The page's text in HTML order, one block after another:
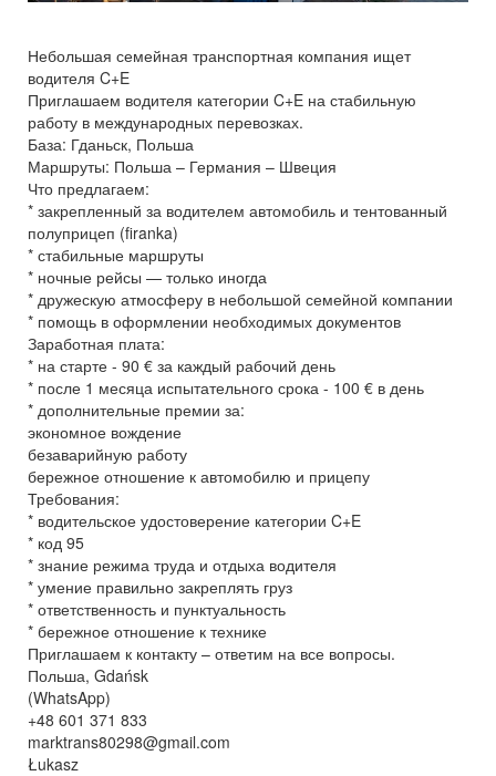
Небольшая семейная транспортная компания ищет
водителя C+E
Приглашаем водителя категории C+E на стабильную
работу в международных перевозках.
База: Гданьск, Польша
Маршруты: Польша – Германия – Швеция
Что предлагаем:
* закрепленный за водителем автомобиль и тентованный
полуприцеп (firanka)
* стабильные маршруты
* ночные рейсы — только иногда
* дружескую атмосферу в небольшой семейной компании
* помощь в оформлении необходимых документов
Заработная плата:
* на старте - 90 € за каждый рабочий день
* после 1 месяца испытательного срока - 100 € в день
* дополнительные премии за:
экономное вождение
безаварийную работу
бережное отношение к автомобилю и прицепу
Требования:
* водительское удостоверение категории C+E
* код 95
* знание режима труда и отдыха водителя
* умение правильно закреплять груз
* ответственность и пунктуальность
* бережное отношение к технике
Приглашаем к контакту – ответим на все вопросы.
Польша, Gdańsk
(WhatsApp)
+48 601 371 833
marktrans80298@gmail.com
Łukasz